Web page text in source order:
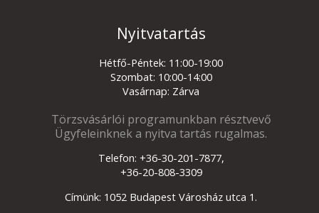
Nyitvatartás
Hétfő-Péntek: 11:00-19:00
Szombat: 10:00-14:00
Vasárnap: Zárva
Törzsvásárlói programunkban résztvevő
Ügyfeleinknek a nyitva tartás rugalmas.
Telefon: +36-30-201-7877,
+36-20-808-3309
Címünk: 1052 Budapest Városház utca 1.